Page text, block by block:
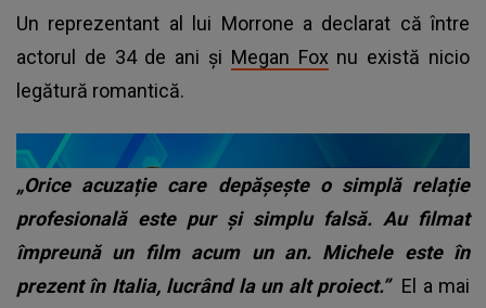
Un reprezentant al lui Morrone a declarat că între
actorul de 34 de ani și Megan Fox nu există nicio
legătură romantică.
„Orice acuzație care depășește o simplă relație
profesională este pur și simplu falsă. Au filmat
împreună un film acum un an. Michele este în
prezent în Italia, lucrând la un alt proiect.” El a mai